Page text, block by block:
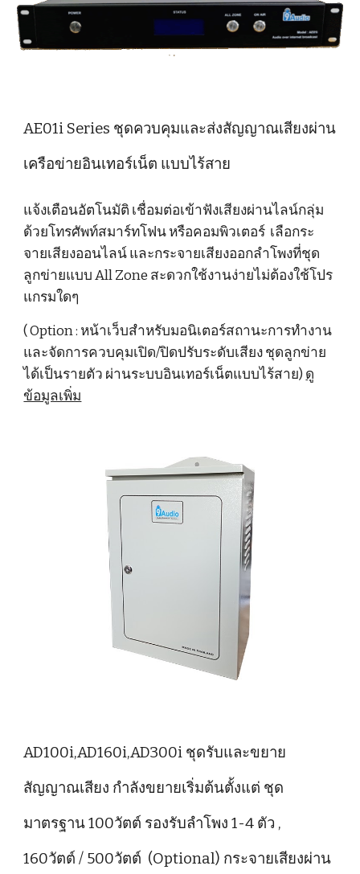
AE01i Series ชุดควบคุมและส่งสัญญาณเสียงผ่าน
เครือข่ายอินเทอร์เน็ต แบบไร้สาย
แจ้งเตือนอัตโนมัติ เชื่อมต่อเข้าฟังเสียงผ่านไลน์กลุ่ม
ด้วยโทรศัพท์สมาร์ทโฟน หรือคอมพิวเตอร์ เลือกระ
จายเสียงออนไลน์ และกระจายเสียงออกลำโพงที่ชุด
ลูกข่ายแบบ All Zone สะดวกใช้งานง่ายไม่ต้องใช้โปร
แกรมใดๆ
( Option : หน้าเว็บสำหรับมอนิเตอร์สถานะการทำงาน
และจัดการควบคุมเปิด/ปิดปรับระดับเสียง ชุดลูกข่าย
ได้เป็นรายตัว ผ่านระบบอินเทอร์เน็ตแบบไร้สาย)ดู
ข้อมูลเพิ่ม
AD100i,AD160i,AD300i ชุดรับและขยาย
สัญญาณเสียง กำลังขยายเริ่มต้นตั้งแต่ ชุด
มาตรฐาน 100วัตต์ รองรับลำโพง 1-4 ตัว ,
160วัตต์ / 500วัตต์ (Optional) กระจายเสียงผ่าน